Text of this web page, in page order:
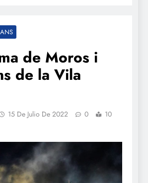
de Moros i
de la Vila
15 De Julio De 2022 0
10